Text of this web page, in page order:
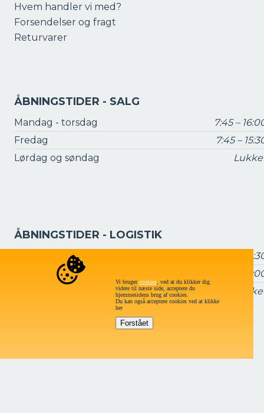
Hvem handler vi med?
Forsendelser og fragt
Returvarer
ÅBNINGSTIDER - SALG
Mandag - torsdag
7:45 –
Fredag
7:45 –
Lørdag og søndag
ÅBNINGSTIDER - LOGISTIK
Mandag - torsdag
7:15 –
7:15 –
Vi brugercookies, ved at du klikker dig
videre til næste side, acceptere du
hjemmesidens brug af cookies.
Du kan også acceptere cookies ved at klikke
her